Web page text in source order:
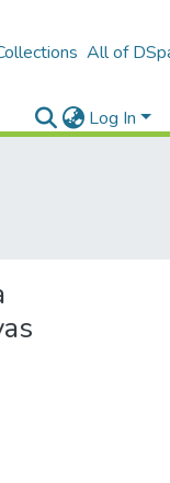
All of
Log In